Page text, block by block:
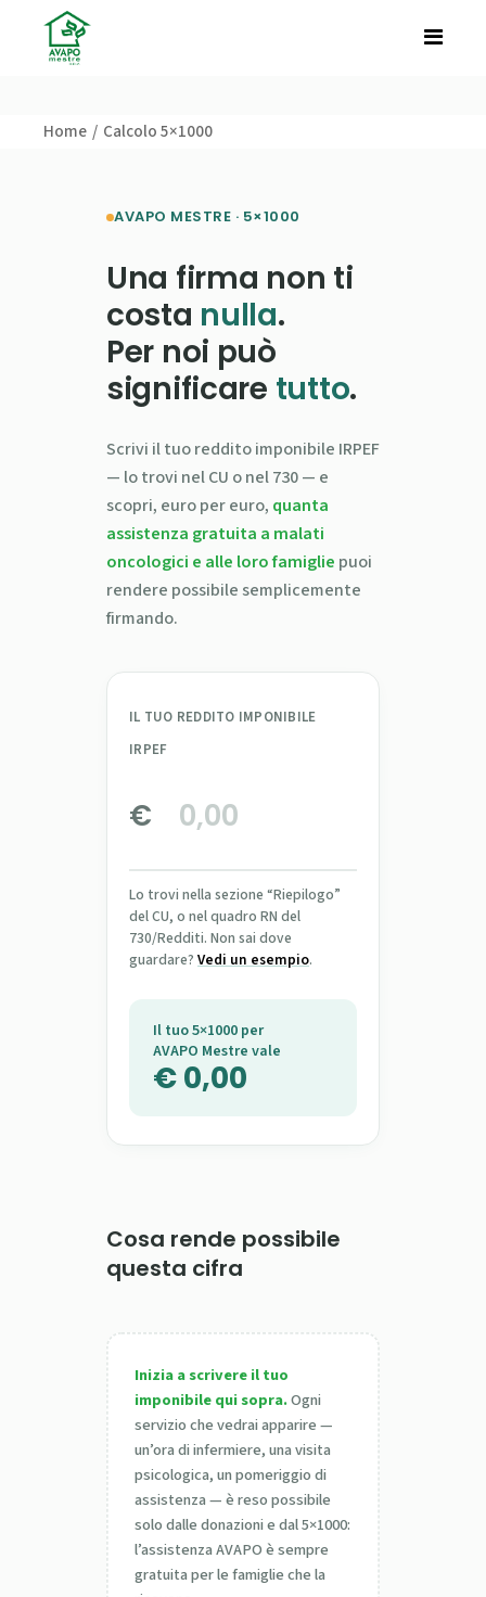
Home Calcolo 5×1000
AVAPO MESTRE · 5×1000
Una firma non ti
costa nulla.
Per noi può
significare tutto.
Scrivi il tuo reddito imponibile IRPEF
— lo trovi nel CU o nel 730 — e
scopri, euro per euro, quanta
assistenza gratuita a malati
oncologici e alle loro famiglie puoi
rendere possibile semplicemente
firmando.
IL TUO REDDITO IMPONIBILE
IRPEF
€
Lo trovi nella sezione “Riepilogo”
del CU, o nel quadro RN del
730/Redditi. Non sai dove
guardare? Vedi un esempio.
Il tuo 5×1000 per
AVAPO Mestre vale
€ 0,00
Cosa rende possibile
questa cifra
Inizia a scrivere il tuo
imponibile qui sopra.Ogni
servizio che vedrai apparire —
un’ora di infermiere, una visita
psicologica, un pomeriggio di
assistenza — è reso possibile
solo dalle donazioni e dal 5×1000:
l’assistenza AVAPO è sempre
gratuita per le famiglie che la